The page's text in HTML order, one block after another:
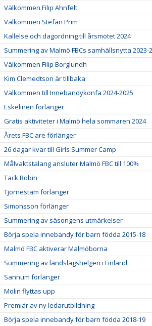
Välkommen Filip Ahnfelt
Välkommen Stefan Prim
Kallelse och dagordning till årsmötet 2024
Summering av Malmö FBCs samhällsnytta 2023-
Välkommen Filip Borglundh
Kim Clemedtson är tillbaka
Välkommen till Innebandykonfa 2024-2025
Eskelinen förlänger
Gratis aktiviteter i Malmö hela sommaren 2024
Årets FBC:are förlänger
26 dagar kvar till Girls Summer Camp
Målvaktstalang ansluter Malmö FBC till 100%
Tack Robin
Tjörnestam förlänger
Simonsson förlänger
Summering av säsongens utmärkelser
Börja spela innebandy för barn födda 2015-18
Malmö FBC aktiverar Malmöborna
Summering av landslagshelgen i Finland
Sannum förlänger
Molin flyttas upp
Premiär av ny ledarutbildning
Börja spela innebandy för barn födda 2018-19